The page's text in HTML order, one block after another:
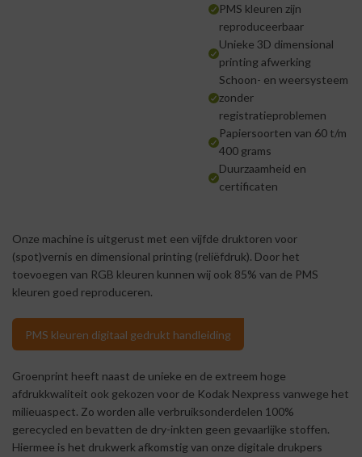
PMS kleuren zijn
reproduceerbaar
Unieke 3D dimensional
printing afwerking
Schoon- en weersysteem
zonder
registratieproblemen
Papiersoorten van 60 t/m
400 grams
Duurzaamheid en
certificaten
Onze machine is uitgerust met een vijfde druktoren voor
(spot)vernis en dimensional printing (reliëfdruk). Door het
toevoegen van RGB kleuren kunnen wij ook 85% van de PMS
kleuren goed reproduceren.
PMS kleuren digitaal gedrukt handleiding
Groenprint heeft naast de unieke en de extreem hoge
afdrukkwaliteit ook gekozen voor de Kodak Nexpress vanwege het
milieuaspect. Zo worden alle verbruiksonderdelen 100%
gerecycled en bevatten de dry-inkten geen gevaarlijke stoffen.
Hiermee is het drukwerk afkomstig van onze digitale drukpers